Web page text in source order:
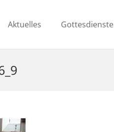
Aktuelles Gottesdienste